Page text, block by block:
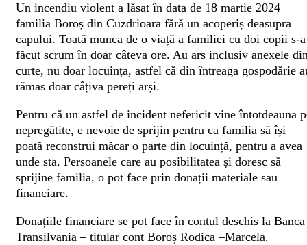
Un incendiu violent a lăsat în data de 18 martie 2024
familia Boroș din Cuzdrioara fără un acoperiș deasupra
capului. Toată munca de o viață a familiei cu doi copii s-a
făcut scrum în doar câteva ore. Au ars inclusiv anexele
curte, nu doar locuința, astfel că din întreaga gospodărie
rămas doar câțiva pereți arși.
Pentru că un astfel de incident nefericit vine întotdeauna
nepregătite, e nevoie de sprijin pentru ca familia să își
poată reconstrui măcar o parte din locuință, pentru a avea
unde sta. Persoanele care au posibilitatea și doresc să
sprijine familia, o pot face prin donații materiale sau
financiare.
Donațiile financiare se pot face în contul deschis la Banca
Transilvania – titular cont Boroș Rodica –Marcela.